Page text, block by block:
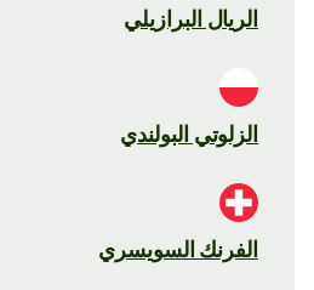
الريال البرازيلي
الزلوتي البولندي
الفرنك السويسري